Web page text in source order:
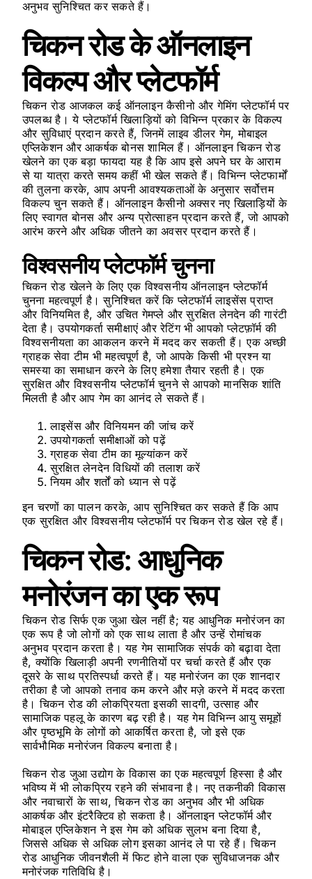
अनुभव सुनिश्चित कर सकते हैं।
चिकन रोड के ऑनलाइन
विकल्प और प्लेटफॉर्म
चिकन रोड आजकल कई ऑनलाइन कैसीनो और गेमिंग प्लेटफॉर्म पर
उपलब्ध है। ये प्लेटफॉर्म खिलाड़ियों को विभिन्न प्रकार के विकल्प
और सुविधाएं प्रदान करते हैं, जिनमें लाइव डीलर गेम, मोबाइल
एप्लिकेशन और आकर्षक बोनस शामिल हैं। ऑनलाइन चिकन रोड
खेलने का एक बड़ा फायदा यह है कि आप इसे अपने घर के आराम
से या यात्रा करते समय कहीं भी खेल सकते हैं। विभिन्न प्लेटफार्मों
की तुलना करके, आप अपनी आवश्यकताओं के अनुसार सर्वोत्तम
विकल्प चुन सकते हैं। ऑनलाइन कैसीनो अक्सर नए खिलाड़ियों के
लिए स्वागत बोनस और अन्य प्रोत्साहन प्रदान करते हैं, जो आपको
आरंभ करने और अधिक जीतने का अवसर प्रदान करते हैं।
विश्वसनीय प्लेटफॉर्म चुनना
चिकन रोड खेलने के लिए एक विश्वसनीय ऑनलाइन प्लेटफॉर्म
चुनना महत्वपूर्ण है। सुनिश्चित करें कि प्लेटफॉर्म लाइसेंस प्राप्त
और विनियमित है, और उचित गेमप्ले और सुरक्षित लेनदेन की गारंटी
देता है। उपयोगकर्ता समीक्षाएं और रेटिंग भी आपको प्लेटफ़ॉर्म की
विश्वसनीयता का आकलन करने में मदद कर सकती हैं। एक अच्छी
ग्राहक सेवा टीम भी महत्वपूर्ण है, जो आपके किसी भी प्रश्न या
समस्या का समाधान करने के लिए हमेशा तैयार रहती है। एक
सुरक्षित और विश्वसनीय प्लेटफॉर्म चुनने से आपको मानसिक शांति
मिलती है और आप गेम का आनंद ले सकते हैं।
लाइसेंस और विनियमन की जांच करें
उपयोगकर्ता समीक्षाओं को पढ़ें
ग्राहक सेवा टीम का मूल्यांकन करें
सुरक्षित लेनदेन विधियों की तलाश करें
नियम और शर्तों को ध्यान से पढ़ें
इन चरणों का पालन करके, आप सुनिश्चित कर सकते हैं कि आप
एक सुरक्षित और विश्वसनीय प्लेटफॉर्म पर चिकन रोड खेल रहे हैं।
चिकन रोड: आधुनिक
मनोरंजन का एक रूप
चिकन रोड सिर्फ एक जुआ खेल नहीं है; यह आधुनिक मनोरंजन का
एक रूप है जो लोगों को एक साथ लाता है और उन्हें रोमांचक
अनुभव प्रदान करता है। यह गेम सामाजिक संपर्क को बढ़ावा देता
है, क्योंकि खिलाड़ी अपनी रणनीतियों पर चर्चा करते हैं और एक
दूसरे के साथ प्रतिस्पर्धा करते हैं। यह मनोरंजन का एक शानदार
तरीका है जो आपको तनाव कम करने और मज़े करने में मदद करता
है। चिकन रोड की लोकप्रियता इसकी सादगी, उत्साह और
सामाजिक पहलू के कारण बढ़ रही है। यह गेम विभिन्न आयु समूहों
और पृष्ठभूमि के लोगों को आकर्षित करता है, जो इसे एक
सार्वभौमिक मनोरंजन विकल्प बनाता है।
चिकन रोड जुआ उद्योग के विकास का एक महत्वपूर्ण हिस्सा है और
भविष्य में भी लोकप्रिय रहने की संभावना है। नए तकनीकी विकास
और नवाचारों के साथ, चिकन रोड का अनुभव और भी अधिक
आकर्षक और इंटरैक्टिव हो सकता है। ऑनलाइन प्लेटफॉर्म और
मोबाइल एप्लिकेशन ने इस गेम को अधिक सुलभ बना दिया है,
जिससे अधिक से अधिक लोग इसका आनंद ले पा रहे हैं। चिकन
रोड आधुनिक जीवनशैली में फिट होने वाला एक सुविधाजनक और
मनोरंजक गतिविधि है।